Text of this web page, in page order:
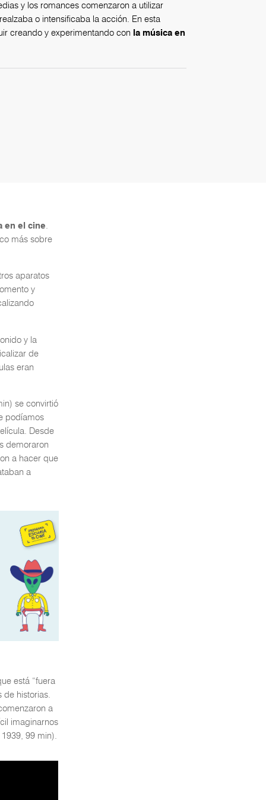
y los romances comenzaron a utilizar
o intensificaba la acción. En esta
creando y experimentando con la música en
en el cine.
más sobre
aparatos
y
y la
de
eran
se convirtió
podíamos
Desde
demoraron
a hacer que
a
está “fuera
de historias.
a
imaginarnos
99 min).